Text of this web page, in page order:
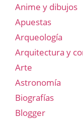
Anime y dibujos
Apuestas
Arqueología
Arquitectura y
Arte
Astronomía
Biografías
Blogger